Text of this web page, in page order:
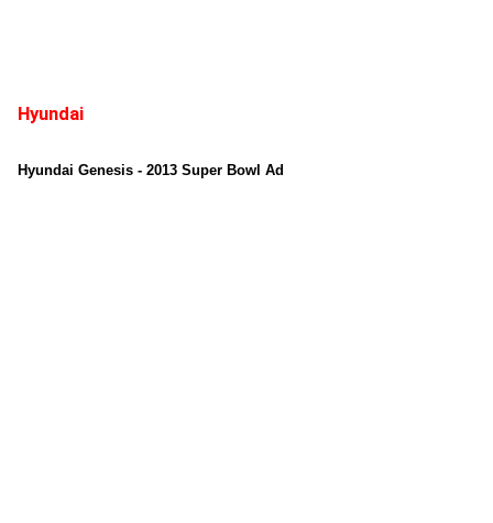
Hyundai
Hyundai Genesis - 2013 Super Bowl Ad